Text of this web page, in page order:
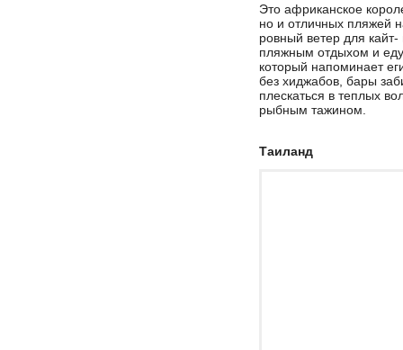
Это африканское
но и отличных пляжей
ровный ветер для
пляжным отдыхом и
который напоминает
без хиджабов, бары
плескаться в теплых
рыбным тажином.
Таиланд